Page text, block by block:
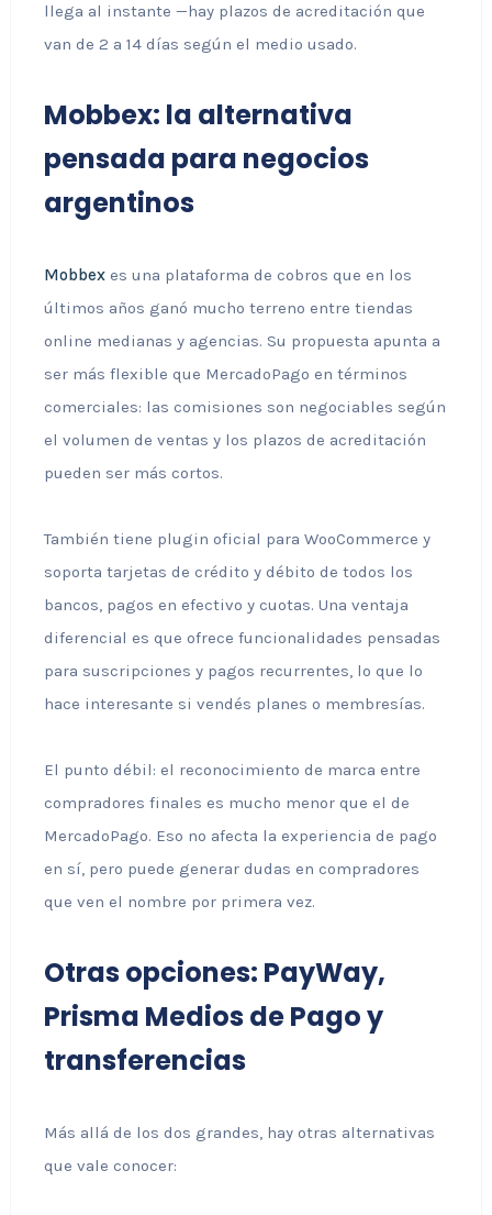
llega al instante —hay plazos de acreditación que
van de 2 a 14 días según el medio usado.
Mobbex: la alternativa
pensada para negocios
argentinos
Mobbexes una plataforma de cobros que en los
últimos años ganó mucho terreno entre tiendas
online medianas y agencias. Su propuesta apunta a
ser más flexible que MercadoPago en términos
comerciales: las comisiones son negociables según
el volumen de ventas y los plazos de acreditación
pueden ser más cortos.
También tiene plugin oficial para WooCommerce y
soporta tarjetas de crédito y débito de todos los
bancos, pagos en efectivo y cuotas. Una ventaja
diferencial es que ofrece funcionalidades pensadas
para suscripciones y pagos recurrentes, lo que lo
hace interesante si vendés planes o membresías.
El punto débil: el reconocimiento de marca entre
compradores finales es mucho menor que el de
MercadoPago. Eso no afecta la experiencia de pago
en sí, pero puede generar dudas en compradores
que ven el nombre por primera vez.
Otras opciones: PayWay,
Prisma Medios de Pago y
transferencias
Más allá de los dos grandes, hay otras alternativas
que vale conocer: